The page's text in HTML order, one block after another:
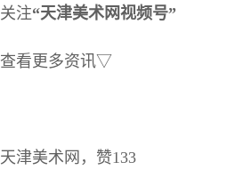
关注“天津美术网视频号”
查看更多资讯▽
天津美术网，赞133